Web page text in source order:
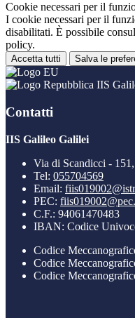
Cookie necessari per il
I cookie necessari per il
disabilitati. È possibile
policy.
Accetta tutti Salva le
IIS
Contatti
IIS Galileo Galilei
Via di Scandicci -
Tel: 055704569
Email:
PEC:
C.F.: 94061470483
IBAN: Codice
Codice
Codice
Codice